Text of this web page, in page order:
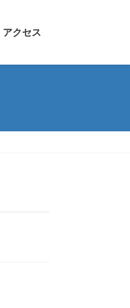
アクセス